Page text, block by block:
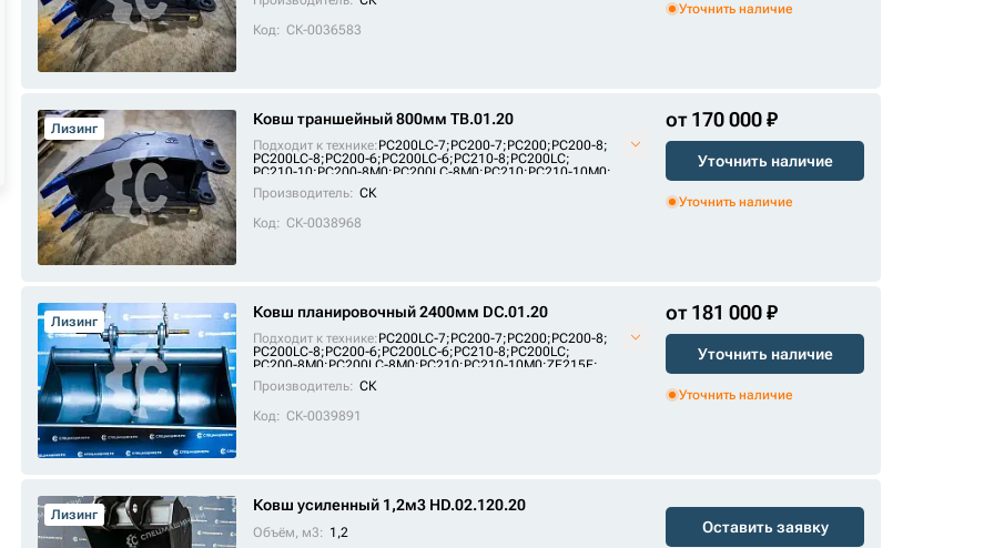
Код: СК-0036583
Уточнить наличие
Лизинг
Ковш траншейный 800мм TB.01.20
Подходит к технике:PC200LC-7;PC200-7;PC200;PC200-8;
PC200LC-8;PC200-6;PC200LC-6;PC210-8;PC200LC;
PC210-10;PC200-8M0;PC200LC-8M0;PC210;PC210-10M0;
ZE215E
PC210LC
Производитель: СК
Код: СК-0038968
от 170 000 ₽
Уточнить наличие
Уточнить наличие
Лизинг
Ковш планировочный 2400мм DC.01.20
Подходит к технике:PC200LC-7;PC200-7;PC200;PC200-8;
PC200LC-8;PC200-6;PC200LC-6;PC210-8;PC200LC;
PC200-8M0;PC200LC-8M0;PC210;PC210-10M0;ZE215E;
SE215
PC210LC
Производитель: СК
Код: СК-0039891
от 181 000 ₽
Уточнить наличие
Уточнить наличие
Лизинг
Ковш усиленный 1,2м3 HD.02.120.20
Объём, м3: 1,2
Оставить заявку